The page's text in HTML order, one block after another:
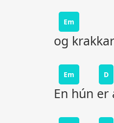
Em
og
Em D
En hún